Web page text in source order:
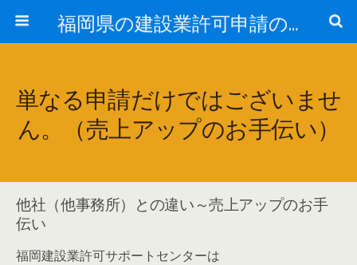
福岡県の建設業許可申請のことなら福岡建設業許可サポートセンター
単なる申請だけではございませ
ん。（売上アップのお手伝い）
他社（他事務所）との違い～売上アップのお手
伝い
福岡建設業許可サポートセンターは